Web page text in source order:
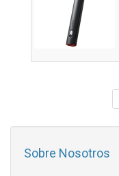
Sobre Nosotros